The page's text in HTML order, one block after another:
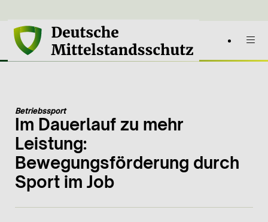
Betriebssport
Im Dauerlauf zu mehr
Leistung:
Bewegungsförderung durch
Sport im Job